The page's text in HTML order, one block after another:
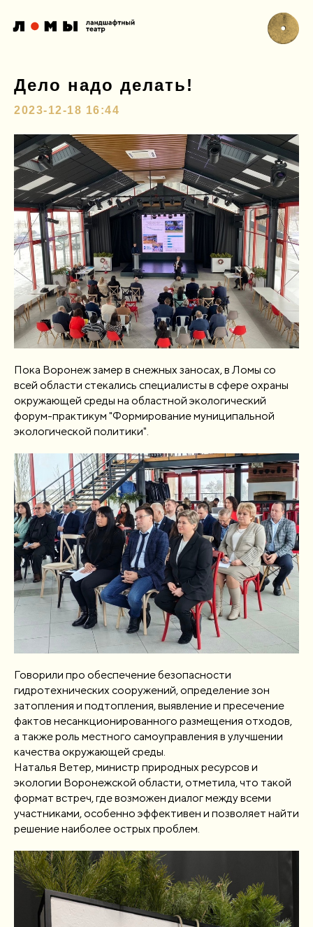
Дело надо делать!
2023-12-18 16:44
Пока Воронеж замер в снежных заносах, в Ломы со
всей области стекались специалисты в сфере охраны
окружающей среды на областной экологический
форум-практикум "Формирование муниципальной
экологической политики".
Говорили про обеспечение безопасности
гидротехнических сооружений, определение зон
затопления и подтопления, выявление и пресечение
фактов несанкционированного размещения отходов,
а также роль местного самоуправления в улучшении
качества окружающей среды.
Наталья Ветер, министр природных ресурсов и
экологии Воронежской области, отметила, что такой
формат встреч, где возможен диалог между всеми
участниками, особенно эффективен и позволяет найти
решение наиболее острых проблем.